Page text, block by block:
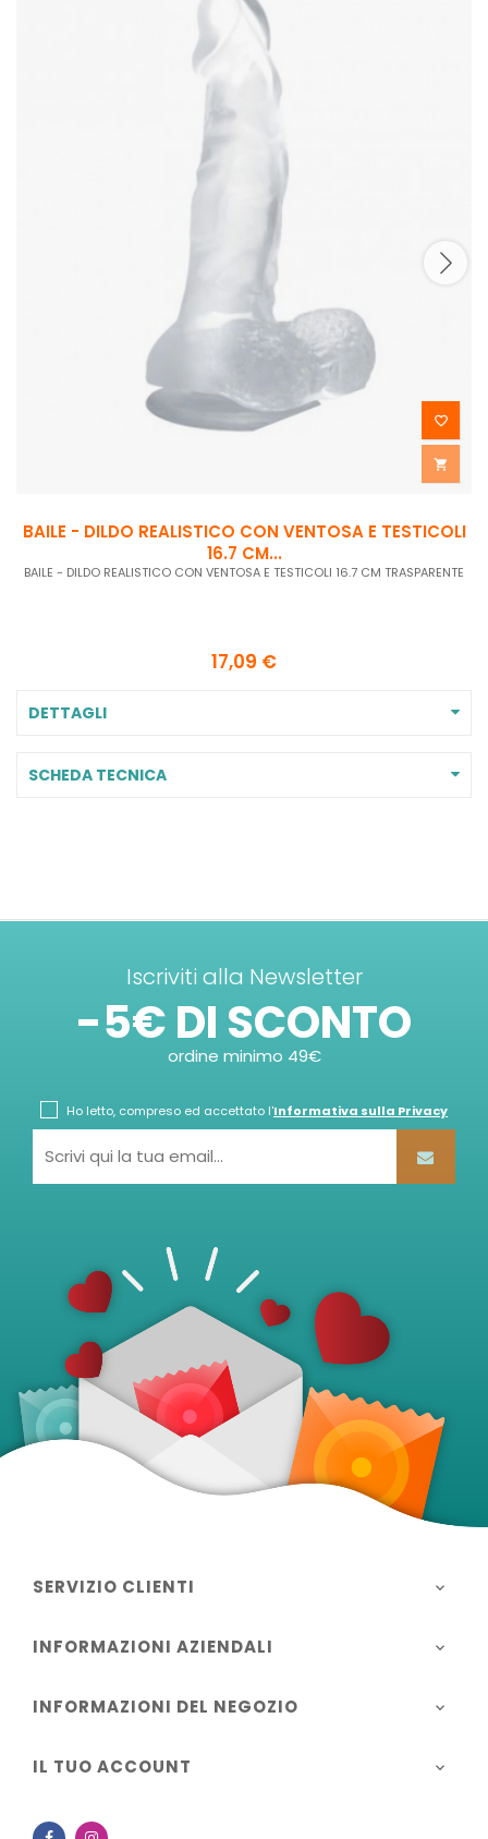


BAILE - DILDO REALISTICO CON VENTOSA E TESTICOLI
16.7 CM...
BAILE - DILDO REALISTICO CON VENTOSA E TESTICOLI 16.7 CM TRASPARENTE
17,09 €
DETTAGLI
SCHEDA TECNICA
Iscriviti alla Newsletter
-5€ DI SCONTO
ordine minimo 49€
Ho letto, compreso ed accettato l'Informativa sulla Privacy
SERVIZIO CLIENTI 
INFORMAZIONI AZIENDALI 
INFORMAZIONI DEL NEGOZIO 
IL TUO ACCOUNT 